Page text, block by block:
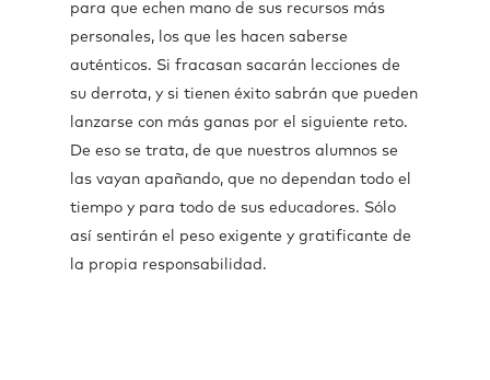
para que echen mano de sus recursos más
personales, los que les hacen saberse
auténticos. Si fracasan sacarán lecciones de
su derrota, y si tienen éxito sabrán que pueden
lanzarse con más ganas por el siguiente reto.
De eso se trata, de que nuestros alumnos se
las vayan apañando, que no dependan todo el
tiempo y para todo de sus educadores. Sólo
así sentirán el peso exigente y gratificante de
la propia responsabilidad.